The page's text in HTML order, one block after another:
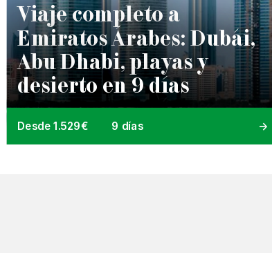
Viaje completo a
Emiratos Árabes: Dubái,
Abu Dhabi, playas y
desierto en 9 días
Desde 1.529€ 9 días